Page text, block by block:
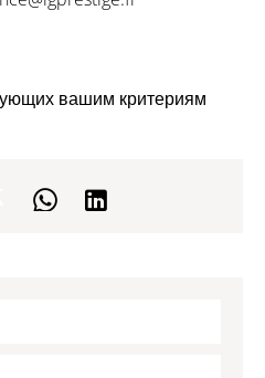
вашим критериям